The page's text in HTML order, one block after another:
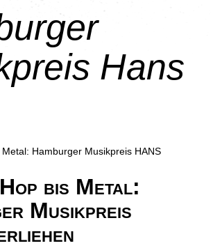
Hans
bis Metal:
Musikpreis